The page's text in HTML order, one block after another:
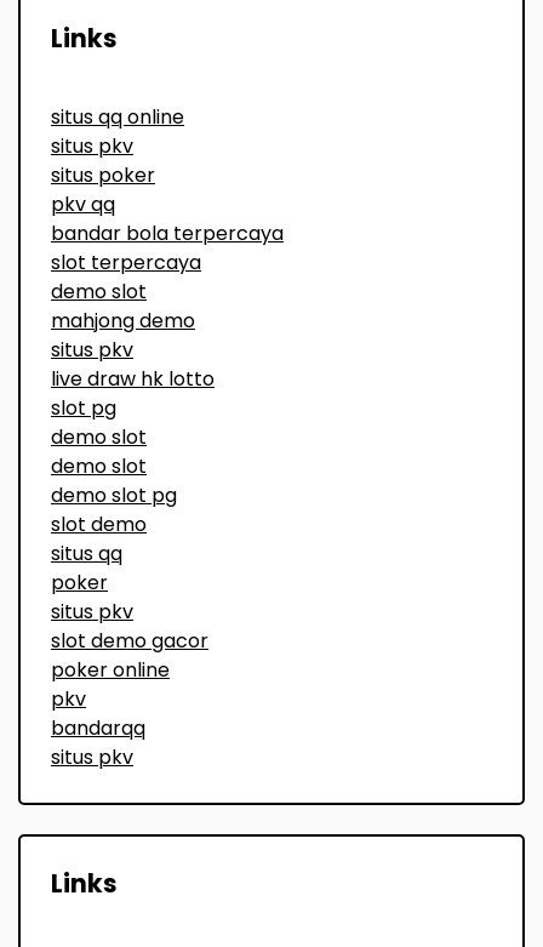
Links
situs qq online
situs pkv
situs poker
pkv qq
bandar bola terpercaya
slot terpercaya
demo slot
mahjong demo
situs pkv
live draw hk lotto
slot pg
demo slot
demo slot
demo slot pg
slot demo
situs qq
poker
situs pkv
slot demo gacor
poker online
pkv
bandarqq
situs pkv
Links